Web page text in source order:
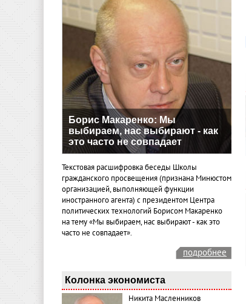
Борис Макаренко: Мы
выбираем, нас выбирают - как
это часто не совпадает
Текстовая расшифровка беседы Школы
гражданского просвещения (признана Минюстом
организацией, выполняющей функции
иностранного агента) с президентом Центра
политических технологий Борисом Макаренко
на тему «Мы выбираем, нас выбирают - как это
часто не совпадает».
подробнее
Колонка экономиста
Никита Масленников